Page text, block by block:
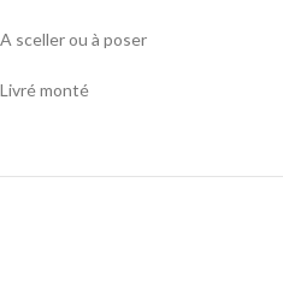
A sceller ou à poser
Livré monté